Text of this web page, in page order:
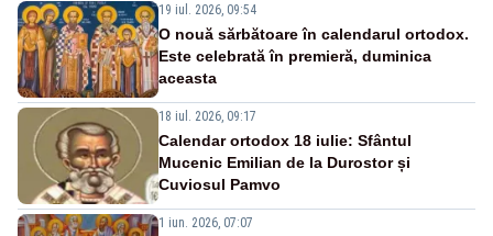
19 iul. 2026, 09:54
O nouă sărbătoare în calendarul ortodox.
Este celebrată în premieră, duminica
aceasta
18 iul. 2026, 09:17
Calendar ortodox 18 iulie: Sfântul
Mucenic Emilian de la Durostor și
Cuviosul Pamvo
1 iun. 2026, 07:07